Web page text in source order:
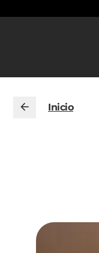
Inicio